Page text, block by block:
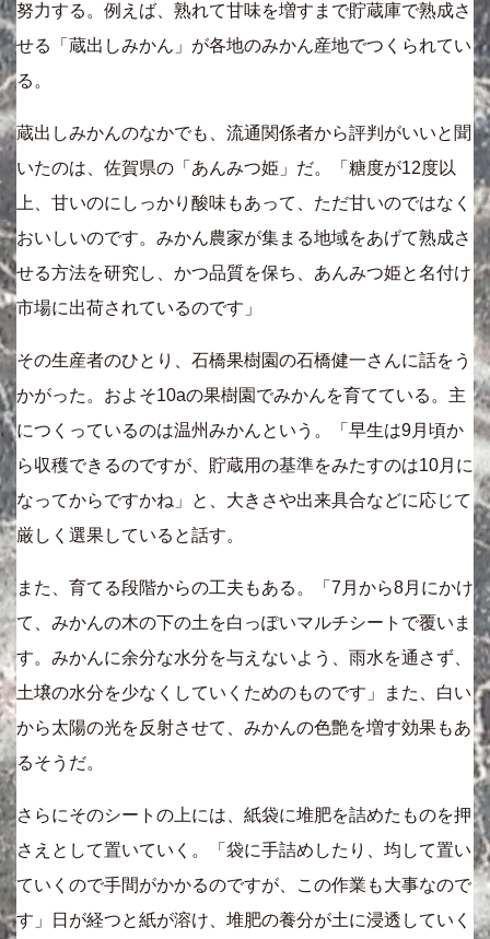
努力する。例えば、熟れて甘味を増すまで貯蔵庫で熟成さ
せる「蔵出しみかん」が各地のみかん産地でつくられてい
る。
蔵出しみかんのなかでも、流通関係者から評判がいいと聞
いたのは、佐賀県の「あんみつ姫」だ。「糖度が12度以
上、甘いのにしっかり酸味もあって、ただ甘いのではなく
おいしいのです。みかん農家が集まる地域をあげて熟成さ
せる方法を研究し、かつ品質を保ち、あんみつ姫と名付け
市場に出荷されているのです」
その生産者のひとり、石橋果樹園の石橋健一さんに話をう
かがった。およそ10aの果樹園でみかんを育てている。主
につくっているのは温州みかんという。「早生は9月頃か
ら収穫できるのですが、貯蔵用の基準をみたすのは10月に
なってからですかね」と、大きさや出来具合などに応じて
厳しく選果していると話す。
また、育てる段階からの工夫もある。「7月から8月にかけ
て、みかんの木の下の土を白っぽいマルチシートで覆いま
す。みかんに余分な水分を与えないよう、雨水を通さず、
土壌の水分を少なくしていくためのものです」また、白い
から太陽の光を反射させて、みかんの色艶を増す効果もあ
るそうだ。
さらにそのシートの上には、紙袋に堆肥を詰めたものを押
さえとして置いていく。「袋に手詰めしたり、均して置い
ていくので手間がかかるのですが、この作業も大事なので
す」日が経つと紙が溶け、堆肥の養分が土に浸透していく